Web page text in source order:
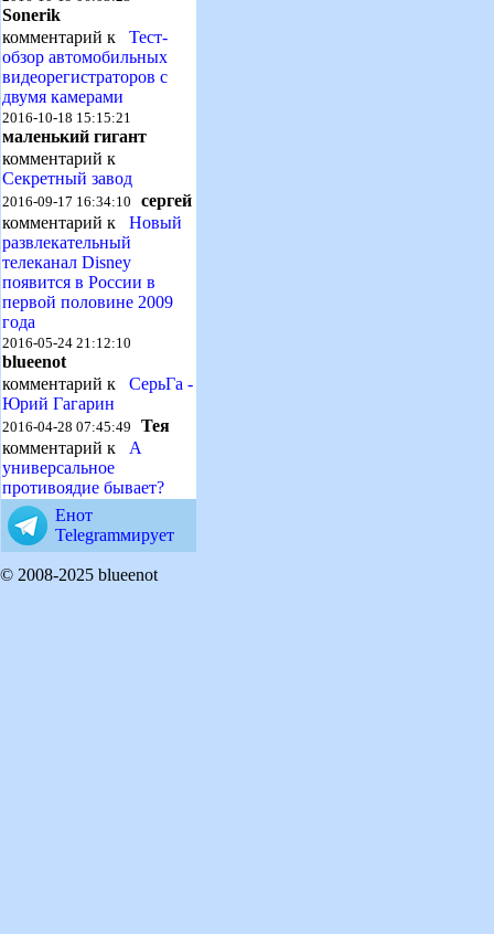
Sonerik
комментарий к Тест-
обзор автомобильных
видеорегистраторов с
двумя камерами
2016-10-18 15:15:21
маленький гигант
комментарий к
Секретный завод
2016-09-17 16:34:10 сергей
комментарий к Новый
развлекательный
телеканал Disney
появится в России в
первой половине 2009
года
2016-05-24 21:12:10
blueenot
комментарий к СерьГа -
Юрий Гагарин
2016-04-28 07:45:49 Тея
комментарий к А
универсальное
противоядие бывает?
Енот
Telegramмирует
© 2008-2025 blueenot